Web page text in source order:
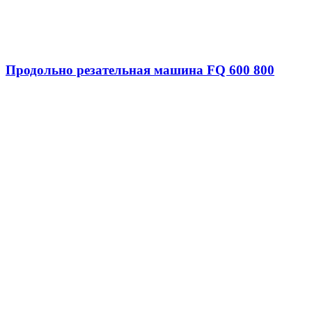
Продольно резательная машина FQ 600 800